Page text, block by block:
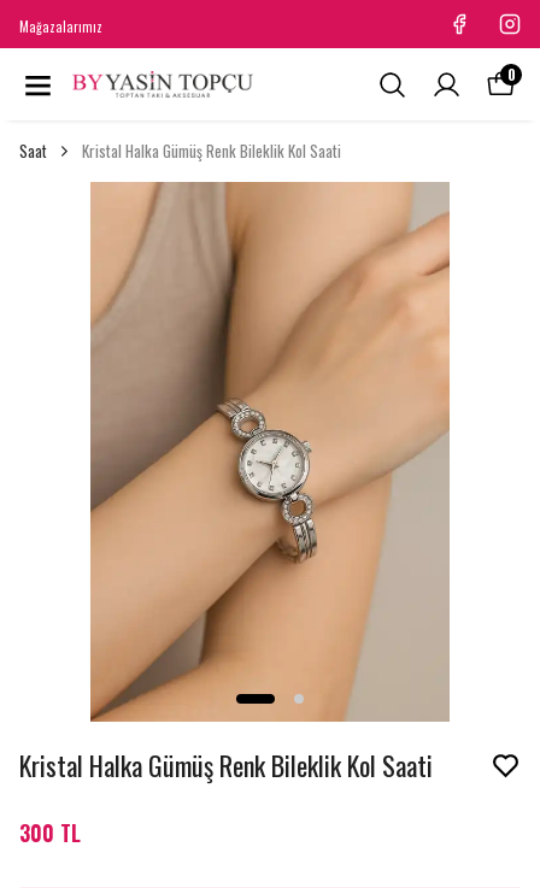
Mağazalarımız
0
Saat Kristal Halka Gümüş Renk Bileklik Kol Saati
Kristal Halka Gümüş Renk Bileklik Kol Saati
300 TL